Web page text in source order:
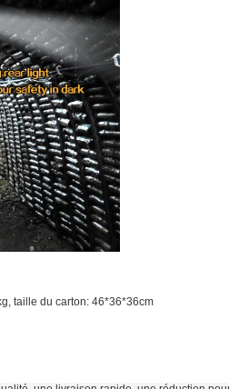
taille du carton: 46*36*36cm